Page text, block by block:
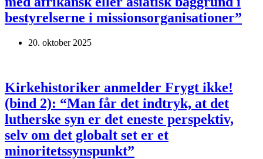
bestyrelserne i missionsorganisationer”
20. oktober 2025
Kirkehistoriker anmelder Frygt ikke!
(bind 2): “Man får det indtryk, at det
lutherske syn er det eneste perspektiv,
selv om det globalt set er et
minoritetssynspunkt”